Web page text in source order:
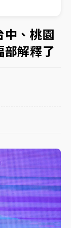
水塔、雨棚
冒險島 邀社
戒區 違規戲
二軍 日媒感嘆
半 波動率降
友宜揭這類災
、桃園
解釋了